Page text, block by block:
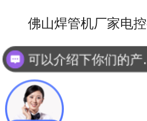
佛山焊管机厂家电
铜铬合金材质的不
可以
你们是怎么收费的呢